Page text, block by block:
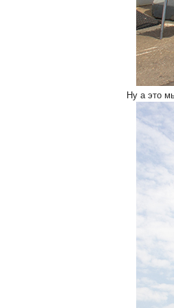
Ну а это